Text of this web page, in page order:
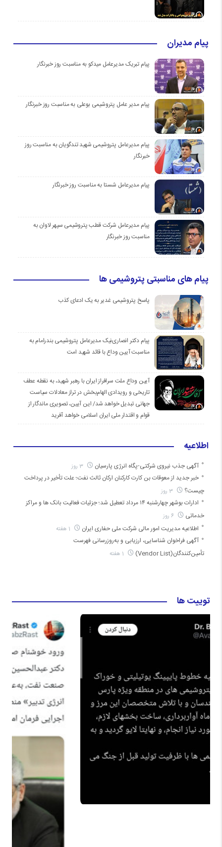
پیام مدیران
پیام تبریک مدیرعامل میدکو به مناسبت روز خبرنگار
پیام مدیر عامل پتروشیمی بوعلی به مناسبت روز خبرنگار
پیام مدیرعامل پتروشیمی شهید تندگویان به مناسبت روز
خبرنگار
پیام مدیرعامل شستا به مناسبت روز خبرنگار
پیام مدیرعامل شرکت قطب پتروشیمی سپهر لاوان به
مناسبت روز خبرنگار
پیام های مناسبتی پتروشیمی ها
پاسخ پتروشیمی غدیر به یک ادعای کذب
پیام دکتر انصاری‌نیک مدیرعامل پتروشیمی بندرامام به
مناسبت آیین وداع با قائد شهید امت
آیین وداع ملت سرافراز ایران با رهبر شهید، به نقطه عطف
تاریخی و رویدادی الهام‌بخش در تراز معادلات سیاست
جهانی تبدیل خواهد شد/ این آیین، تصویری ماندگار از
قوام و اقتدار ملی ایران اسلامی خواهد آفرید
اطلاعیه
آگهی جذب نیروی شرکتی-پگاه انرژی پارسیان
خبر جدید از معوقات بن کارت کارکنان ارکان ثالث نفت؛ علت تأخیر در پرداخت
چیست؟
ادارات بوشهر چهارشنبه ۱۴ مرداد تعطیل شد؛ جزئیات فعالیت بانک ها و مراکز
خدماتی
اطلاعیه مدیریت امور مالی شرکت ملی حفاری ایران
آگهی فراخوان شناسایی، ارزیابی و به‌روزرسانی فهرست
تأمین‌کنندگان(Vendor List)
توییت ها
بابک آوند: عضو کارگروه نفت دولت پزشکیان